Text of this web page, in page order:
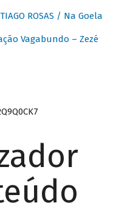
ROSAS / Na Goela
Vagabundo – Zezé